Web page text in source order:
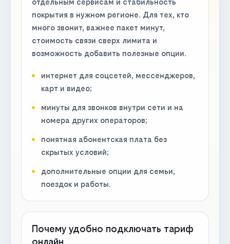
покрытия в нужном регионе. Для тех, кто
много звонит, важнее пакет минут,
стоимость связи сверх лимита и
возможность добавить полезные опции.
интернет для соцсетей, мессенджеров,
карт и видео;
минуты для звонков внутри сети и на
номера других операторов;
понятная абонентская плата без
скрытых условий;
дополнительные опции для семьи,
поездок и работы.
Почему удобно подключать тариф
онлайн